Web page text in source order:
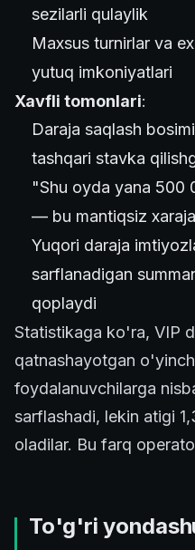
sezilarli qulaylik
Maxsus turnirlar va
yutuq imkoniyatlari
Xavfli tomonlari:
Daraja saqlash
tashqari stavka
"Shu oyda yana 500
— bu mantiqsiz
Yuqori daraja
sarflanadigan
qoplaydi
Statistikaga ko'ra, VIP
qatnashayotgan
foydalanuvchilarga
sarflashadi, lekin atigi
oladilar. Bu farq
To'g'ri